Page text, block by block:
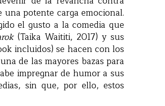
potente carga emocional.
el gusto a la comedia que
(Taika Waititi, 2017) y sus
incluidos) se hacen con los
de las mayores bazas para
impregnar de humor a sus
sin que, por ello, estos